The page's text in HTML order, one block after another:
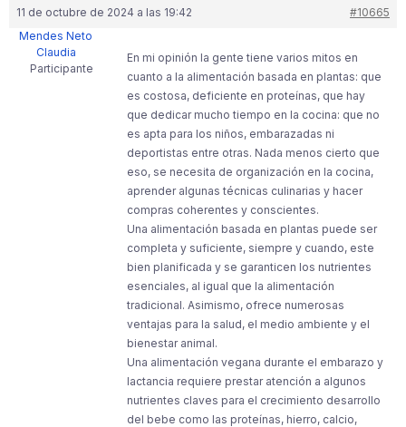
11 de octubre de 2024 a las 19:42
#10665
Mendes Neto
Claudia
Participante
En mi opinión la gente tiene varios mitos en
cuanto a la alimentación basada en plantas: que
es costosa, deficiente en proteínas, que hay
que dedicar mucho tiempo en la cocina: que no
es apta para los niños, embarazadas ni
deportistas entre otras. Nada menos cierto que
eso, se necesita de organización en la cocina,
aprender algunas técnicas culinarias y hacer
compras coherentes y conscientes.
Una alimentación basada en plantas puede ser
completa y suficiente, siempre y cuando, este
bien planificada y se garanticen los nutrientes
esenciales, al igual que la alimentación
tradicional. Asimismo, ofrece numerosas
ventajas para la salud, el medio ambiente y el
bienestar animal.
Una alimentación vegana durante el embarazo y
lactancia requiere prestar atención a algunos
nutrientes claves para el crecimiento desarrollo
del bebe como las proteínas, hierro, calcio,